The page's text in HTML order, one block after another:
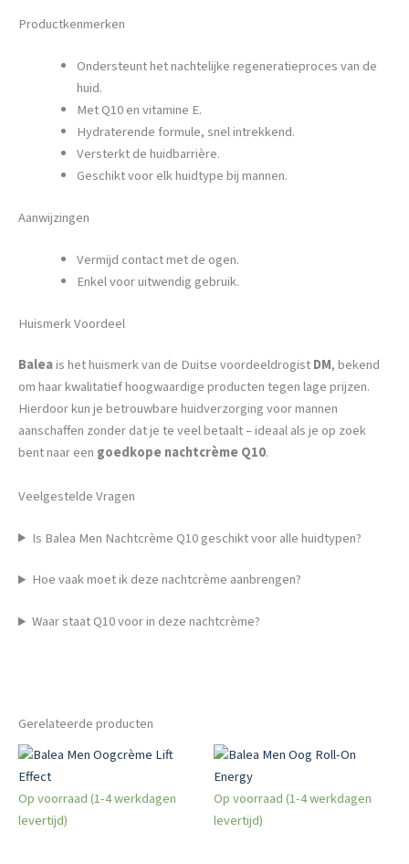
Productkenmerken
Ondersteunt het nachtelijke regeneratieproces van de
huid.
Met Q10 en vitamine E.
Hydraterende formule, snel intrekkend.
Versterkt de huidbarrière.
Geschikt voor elk huidtype bij mannen.
Aanwijzingen
Vermijd contact met de ogen.
Enkel voor uitwendig gebruik.
Huismerk Voordeel
Baleais het huismerk van de Duitse voordeeldrogistDM, bekend
om haar kwalitatief hoogwaardige producten tegen lage prijzen.
Hierdoor kun je betrouwbare huidverzorging voor mannen
aanschaffen zonder dat je te veel betaalt – ideaal als je op zoek
bent naar een goedkope nachtcrème Q10.
Veelgestelde Vragen
Is Balea Men Nachtcrème Q10 geschikt voor alle huidtypen?
Hoe vaak moet ik deze nachtcrème aanbrengen?
Waar staat Q10 voor in deze nachtcrème?
Gerelateerde producten
Op voorraad (1-4 werkdagen
levertijd)
Op voorraad (1-4 werkdagen
levertijd)